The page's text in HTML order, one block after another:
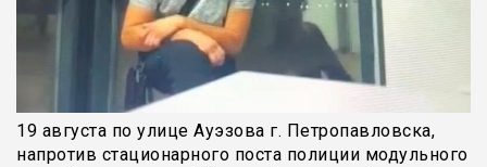
19 августа по улице Ауэзова г. Петропавловска,
напротив стационарного поста полиции модульного